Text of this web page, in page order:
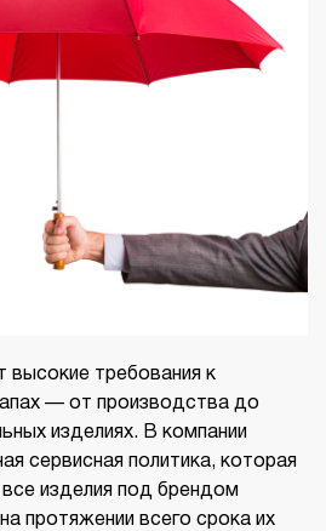
высокие требования к
— от производства до
изделиях. В компании
сервисная политика, которая
изделия под брендом
протяжении всего срока их